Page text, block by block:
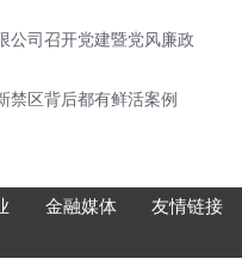
公司召开党建暨党风廉政
禁区背后都有鲜活案例
金融媒体 友情链接